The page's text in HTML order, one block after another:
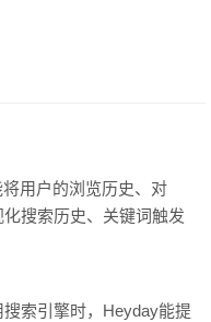
用户的浏览历史、对
搜索历史、关键词触发
搜索引擎时，Heyday能提